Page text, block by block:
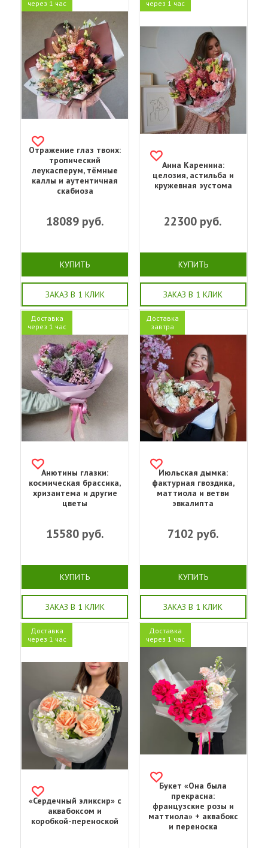
через 1 час
Отражение глаз твоих:
тропический
леукасперум, тёмные
каллы и аутентичная
скабиоза
18089руб.
КУПИТЬ
ЗАКАЗ В 1 КЛИК
через 1 час
Анна Каренина:
целозия, астильба и
кружевная эустома
22300 руб.
КУПИТЬ
ЗАКАЗ В 1 КЛИК
Доставка
через 1 час
Анютины глазки:
космическая брассика,
хризантема и другие
цветы
15580руб.
КУПИТЬ
ЗАКАЗ В 1 КЛИК
Доставка
завтра
Июльская дымка:
фактурная гвоздика,
маттиола и ветви
эвкалипта
7102 руб.
КУПИТЬ
ЗАКАЗ В 1 КЛИК
Доставка
через 1 час
«Сердечный эликсир» с
аквабоксом и
коробкой-переноской
Доставка
через 1 час
Букет «Она была
прекрасна:
французские розы и
маттиола‎» + аквабокс
и переноска